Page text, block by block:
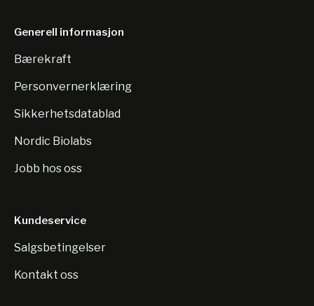
Generell informasjon
Bærekraft
Personvernerklæring
Sikkerhetsdatablad
Nordic Biolabs
Jobb hos oss
Kundeservice
Salgsbetingelser
Kontakt oss